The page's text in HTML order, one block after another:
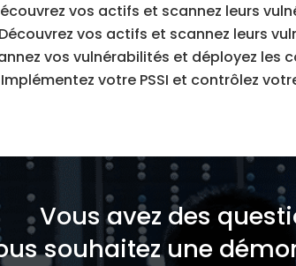
vos actifs et scannez leurs
vos actifs et scannez leurs
vos vulnérabilités et déployez les
votre PSSI et contrôlez
Vous avez des
souhaitez une